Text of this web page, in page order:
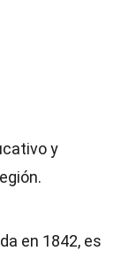
y
en 1842, es